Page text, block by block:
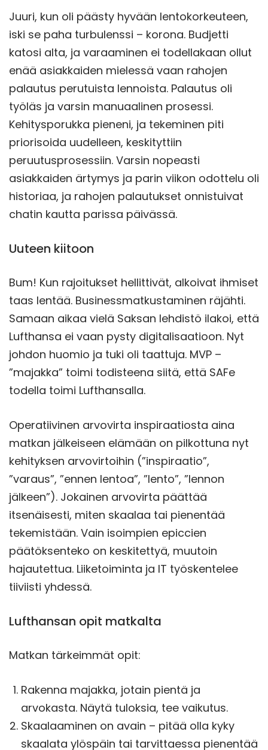
Juuri, kun oli päästy hyvään lentokorkeuteen,
iski se paha turbulenssi – korona. Budjetti
katosi alta, ja varaaminen ei todellakaan ollut
enää asiakkaiden mielessä vaan rahojen
palautus perutuista lennoista. Palautus oli
työläs ja varsin manuaalinen prosessi.
Kehitysporukka pieneni, ja tekeminen piti
priorisoida uudelleen, keskityttiin
peruutusprosessiin. Varsin nopeasti
asiakkaiden ärtymys ja parin viikon odottelu oli
historiaa, ja rahojen palautukset onnistuivat
chatin kautta parissa päivässä.
Uuteen kiitoon
Bum! Kun rajoitukset hellittivät, alkoivat ihmiset
taas lentää. Businessmatkustaminen räjähti.
Samaan aikaa vielä Saksan lehdistö ilakoi, että
Lufthansa ei vaan pysty digitalisaatioon. Nyt
johdon huomio ja tuki oli taattuja. MVP –
”majakka” toimi todisteena siitä, että SAFe
todella toimi Lufthansalla.
Operatiivinen arvovirta inspiraatiosta aina
matkan jälkeiseen elämään on pilkottuna nyt
kehityksen arvovirtoihin (”inspiraatio”,
”varaus”, ”ennen lentoa”, ”lento”, ”lennon
jälkeen”). Jokainen arvovirta päättää
itsenäisesti, miten skaalaa tai pienentää
tekemistään. Vain isoimpien epiccien
päätöksenteko on keskitettyä, muutoin
hajautettua. Liiketoiminta ja IT työskentelee
tiiviisti yhdessä.
Lufthansan opit matkalta
Matkan tärkeimmät opit:
Rakenna majakka, jotain pientä ja
arvokasta. Näytä tuloksia, tee vaikutus.
Skaalaaminen on avain – pitää olla kyky
skaalata ylöspäin tai tarvittaessa pienentää